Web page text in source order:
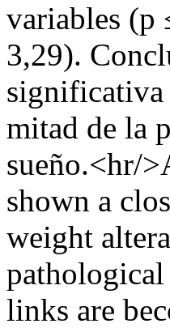
variables (p
3,29).
significativa
mitad de la
sueño.<hr/
shown a
weight
links are